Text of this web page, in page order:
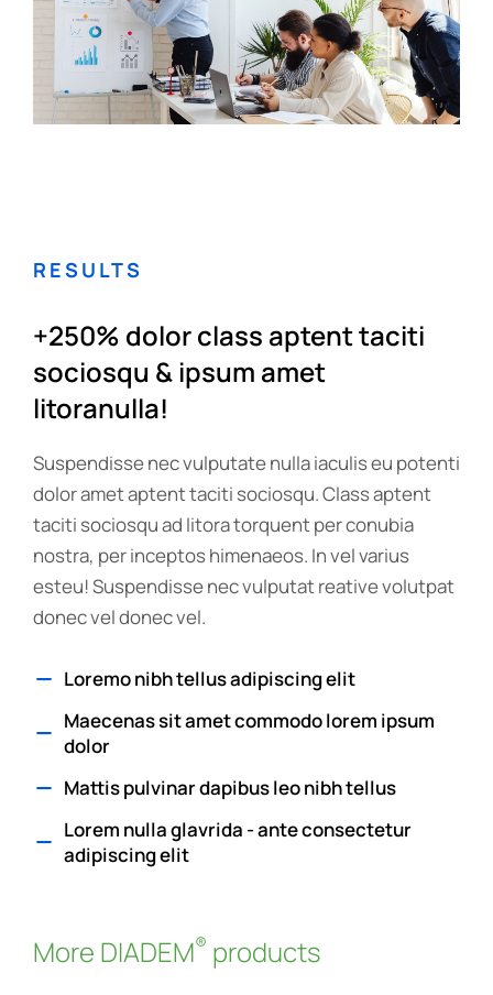
RESULTS
+250% dolor class aptent taciti
sociosqu & ipsum amet
litoranulla!
Suspendisse nec vulputate nulla iaculis eu potenti
dolor amet aptent taciti sociosqu. Class aptent
taciti sociosqu ad litora torquent per conubia
nostra, per inceptos himenaeos. In vel varius
esteu! Suspendisse nec vulputat reative volutpat
donec vel donec vel.
Loremo nibh tellus adipiscing elit
Maecenas sit amet commodo lorem ipsum
dolor
Mattis pulvinar dapibus leo nibh tellus
Lorem nulla glavrida - ante consectetur
adipiscing elit
More DIADEM® products